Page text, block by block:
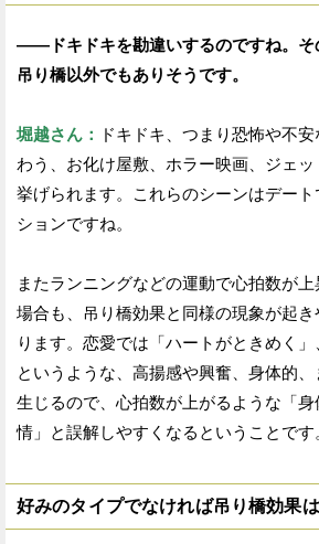
——ドキドキを勘違いするのですね。そ
吊り橋以外でもありそうです。
堀越さん：
ドキドキ、つまり恐怖や不
わう、お化け屋敷、ホラー映画、ジェ
挙げられます。これらのシーンはデー
ションですね。
またランニングなどの運動で心拍数が
場合も、吊り橋効果と同様の現象が起
ります。恋愛では「ハートがときめく」
というような、高揚感や興奮、身体的
生じるので、心拍数が上がるような「
情」と誤解しやすくなるということです
好みのタイプでなければ吊り橋効果